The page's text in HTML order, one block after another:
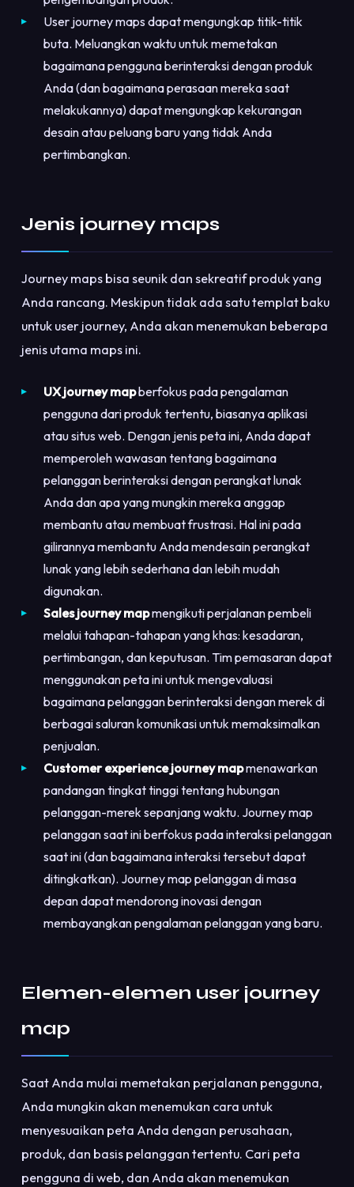
User journey maps dapat mengungkap titik-titik
buta. Meluangkan waktu untuk memetakan
bagaimana pengguna berinteraksi dengan produk
Anda (dan bagaimana perasaan mereka saat
melakukannya) dapat mengungkap kekurangan
desain atau peluang baru yang tidak Anda
pertimbangkan.
Jenis journey maps
Journey maps bisa seunik dan sekreatif produk yang
Anda rancang. Meskipun tidak ada satu templat baku
untuk user journey, Anda akan menemukan beberapa
jenis utama maps ini.
UX journey mapberfokus pada pengalaman
pengguna dari produk tertentu, biasanya aplikasi
atau situs web. Dengan jenis peta ini, Anda dapat
memperoleh wawasan tentang bagaimana
pelanggan berinteraksi dengan perangkat lunak
Anda dan apa yang mungkin mereka anggap
membantu atau membuat frustrasi. Hal ini pada
gilirannya membantu Anda mendesain perangkat
lunak yang lebih sederhana dan lebih mudah
digunakan.
Sales journey mapmengikuti perjalanan pembeli
melalui tahapan-tahapan yang khas: kesadaran,
pertimbangan, dan keputusan. Tim pemasaran dapat
menggunakan peta ini untuk mengevaluasi
bagaimana pelanggan berinteraksi dengan merek di
berbagai saluran komunikasi untuk memaksimalkan
penjualan.
Customer experience journey mapmenawarkan
pandangan tingkat tinggi tentang hubungan
pelanggan-merek sepanjang waktu. Journey map
pelanggan saat ini berfokus pada interaksi pelanggan
saat ini (dan bagaimana interaksi tersebut dapat
ditingkatkan). Journey map pelanggan di masa
depan dapat mendorong inovasi dengan
membayangkan pengalaman pelanggan yang baru.
Elemen-elemen user journey
map
Saat Anda mulai memetakan perjalanan pengguna,
Anda mungkin akan menemukan cara untuk
menyesuaikan peta Anda dengan perusahaan,
produk, dan basis pelanggan tertentu. Cari peta
pengguna di web, dan Anda akan menemukan